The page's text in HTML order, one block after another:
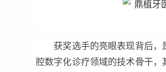
获奖选手的亮眼表现背后，
腔数字化诊疗领域的技术骨干